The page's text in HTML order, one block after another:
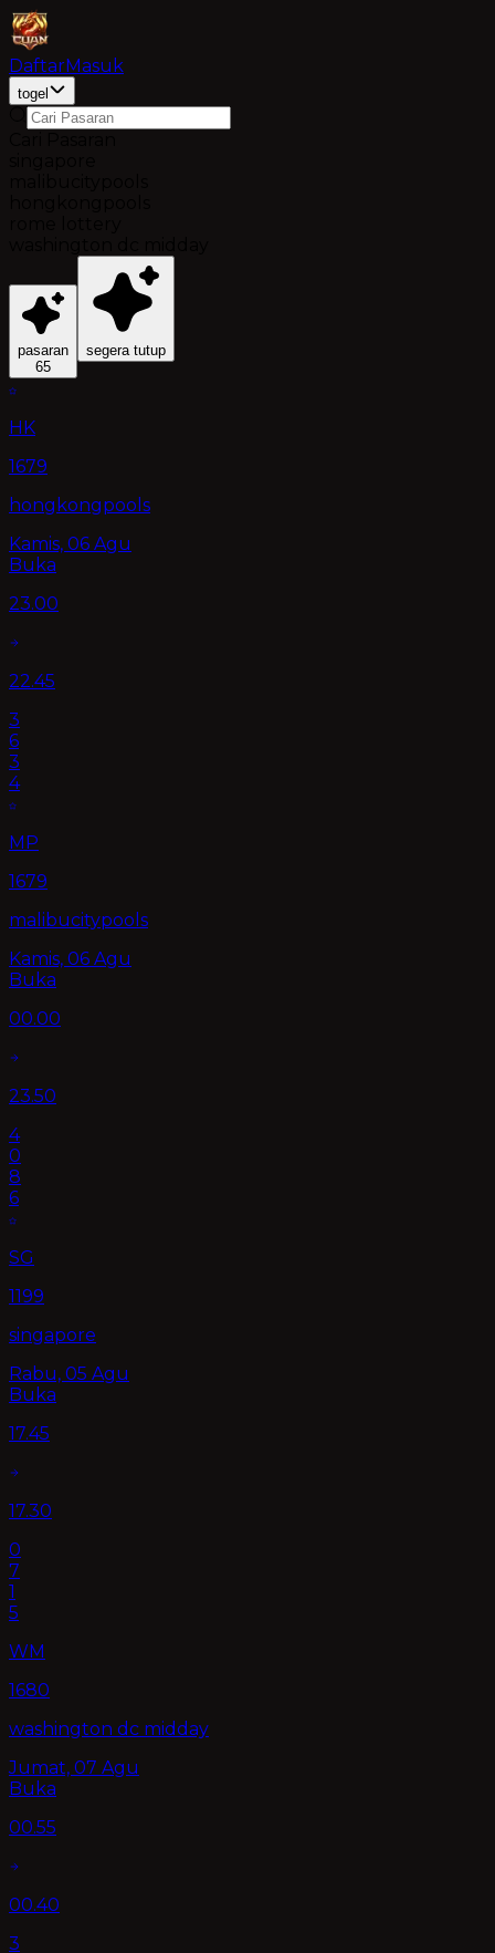
DaftarMasuk
togel
pasaran
65
segera tutup
HK
1679
hongkongpools
Kamis, 06 Agu
Buka
23.00
22.45
3
6
3
4
MP
1679
malibucitypools
Kamis, 06 Agu
Buka
00.00
23.50
4
0
8
6
SG
1199
singapore
Rabu, 05 Agu
Buka
17.45
17.30
0
7
1
5
WM
1680
washington dc midday
Jumat, 07 Agu
Buka
00.55
00.40
3